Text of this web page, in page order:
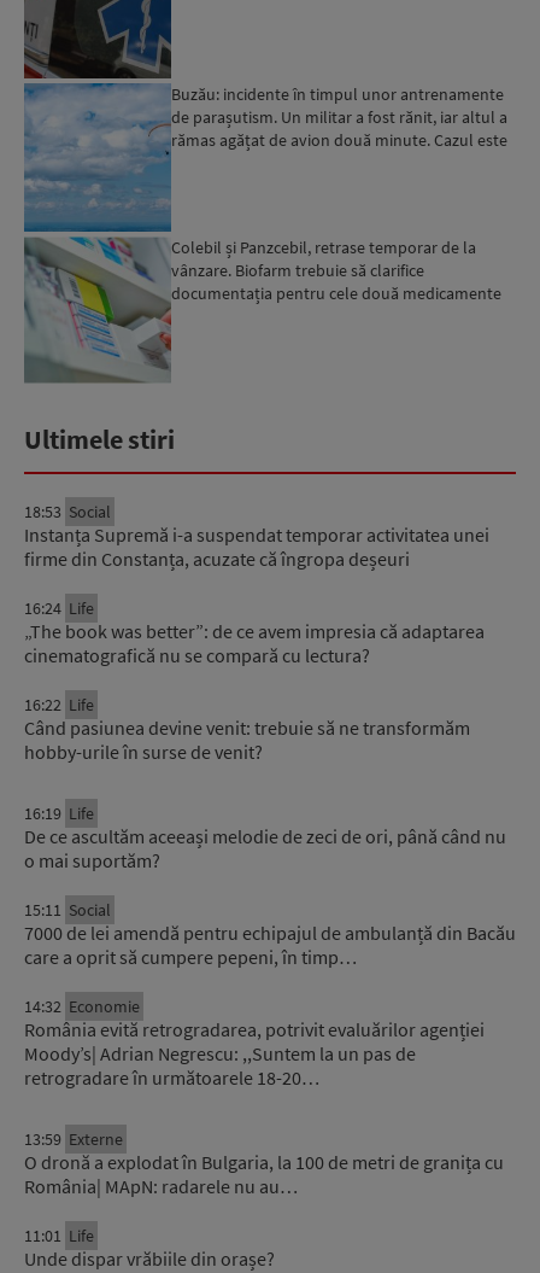
Buzău: incidente în timpul unor antrenamente
de parașutism. Un militar a fost rănit, iar altul a
rămas agățat de avion două minute. Cazul este
Colebil și Panzcebil, retrase temporar de la
vânzare. Biofarm trebuie să clarifice
documentația pentru cele două medicamente
Ultimele stiri
18:53 Social
Instanța Supremă i-a suspendat temporar activitatea unei
firme din Constanța, acuzate că îngropa deșeuri
16:24 Life
„The book was better”: de ce avem impresia că adaptarea
cinematografică nu se compară cu lectura?
16:22 Life
Când pasiunea devine venit: trebuie să ne transformăm
hobby-urile în surse de venit?
16:19 Life
De ce ascultăm aceeași melodie de zeci de ori, până când nu
o mai suportăm?
15:11 Social
7000 de lei amendă pentru echipajul de ambulanță din Bacău
care a oprit să cumpere pepeni, în timp…
14:32 Economie
România evită retrogradarea, potrivit evaluărilor agenției
Moody’s| Adrian Negrescu: ,,Suntem la un pas de
retrogradare în următoarele 18-20…
13:59 Externe
O dronă a explodat în Bulgaria, la 100 de metri de granița cu
România| MApN: radarele nu au…
11:01 Life
Unde dispar vrăbiile din orașe?